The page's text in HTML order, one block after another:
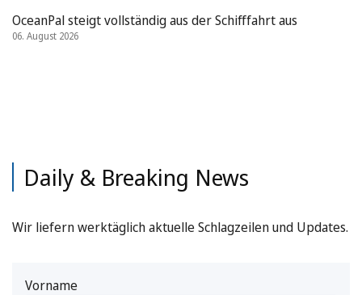
OceanPal steigt vollständig aus der Schifffahrt aus
06. August 2026
Daily & Breaking News
Wir liefern werktäglich aktuelle Schlagzeilen und Updates.
Vorname